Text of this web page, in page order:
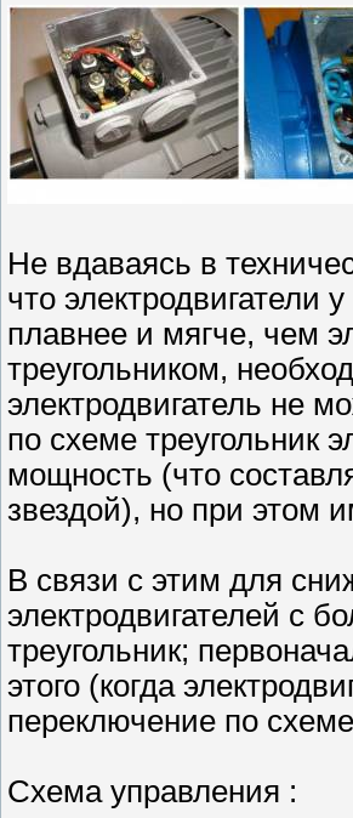
Не вдаваясь в
что электродвигатели
плавнее и мягче, чем
треугольником,
электродвигатель не
по схеме треугольник
мощность (что
звездой), но при этом
В связи с этим для
электродвигателей с
треугольник;
этого (когда
переключение по
Схема управления :